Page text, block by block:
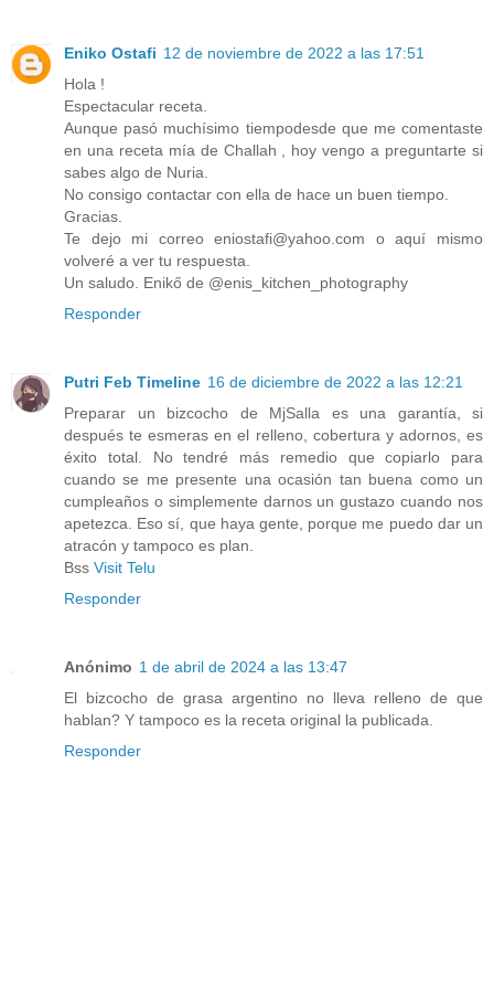
Eniko Ostafi 12 de noviembre de 2022 a las 17:51
Hola !
Espectacular receta.
Aunque pasó muchísimo tiempodesde que me comentaste
en una receta mía de Challah , hoy vengo a preguntarte si
sabes algo de Nuria.
No consigo contactar con ella de hace un buen tiempo.
Gracias.
Te dejo mi correo eniostafi@yahoo.com o aquí mismo
volveré a ver tu respuesta.
Un saludo. Enikő de @enis_kitchen_photography
Responder
Putri Feb Timeline 16 de diciembre de 2022 a las 12:21
Preparar un bizcocho de MjSalla es una garantía, si
después te esmeras en el relleno, cobertura y adornos, es
éxito total. No tendré más remedio que copiarlo para
cuando se me presente una ocasión tan buena como un
cumpleaños o simplemente darnos un gustazo cuando nos
apetezca. Eso sí, que haya gente, porque me puedo dar un
atracón y tampoco es plan.
Bss Visit Telu
Responder
Anónimo 1 de abril de 2024 a las 13:47
El bizcocho de grasa argentino no lleva relleno de que
hablan? Y tampoco es la receta original la publicada.
Responder